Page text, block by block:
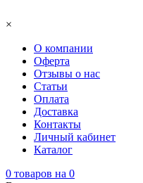
×
О компании
Оферта
Отзывы о нас
Статьи
Оплата
Доставка
Контакты
Личный кабинет
Каталог
0 товаров на 0